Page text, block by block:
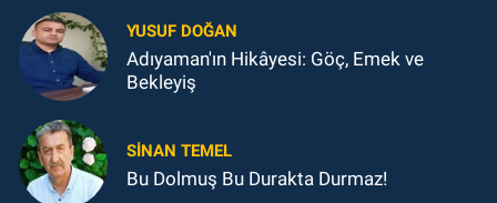
YUSUF DOĞAN
Adıyaman'ın Hikâyesi: Göç, Emek ve
Bekleyiş
SINAN TEMEL
Bu Dolmuş Bu Durakta Durmaz!